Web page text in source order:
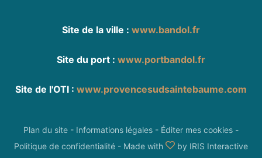
Site de la ville : www.bandol.fr
Site du port : www.portbandol.fr
Site de l'OTI : www.provencesudsaintebaume.com
Plan du site - Informations légales - Éditer mes cookies -
Politique de confidentialité - Made with by IRIS Interactive